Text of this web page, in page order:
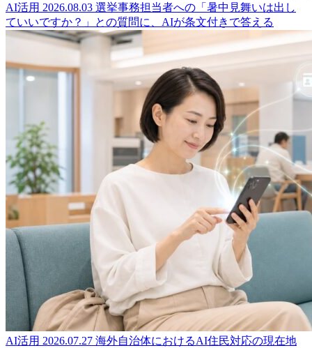
AI活用 2026.08.03 選挙事務担当者への「暑中見舞いは出し
ていいですか？」との質問に、AIが条文付きで答える
AI活用 2026.07.27 海外自治体におけるAI住民対応の現在地